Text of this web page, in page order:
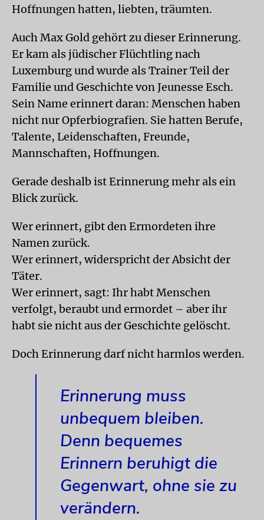
Hoffnungen hatten, liebten, träumten.
Auch Max Gold gehört zu dieser Erinnerung.
Er kam als jüdischer Flüchtling nach
Luxemburg und wurde als Trainer Teil der
Familie und Geschichte von Jeunesse Esch.
Sein Name erinnert daran: Menschen haben
nicht nur Opferbiografien. Sie hatten Berufe,
Talente, Leidenschaften, Freunde,
Mannschaften, Hoffnungen.
Gerade deshalb ist Erinnerung mehr als ein
Blick zurück.
Wer erinnert, gibt den Ermordeten ihre
Namen zurück.
Wer erinnert, widerspricht der Absicht der
Täter.
Wer erinnert, sagt: Ihr habt Menschen
verfolgt, beraubt und ermordet – aber ihr
habt sie nicht aus der Geschichte gelöscht.
Doch Erinnerung darf nicht harmlos werden.
Erinnerung muss
unbequem bleiben.
Denn bequemes
Erinnern beruhigt die
Gegenwart, ohne sie zu
verändern.